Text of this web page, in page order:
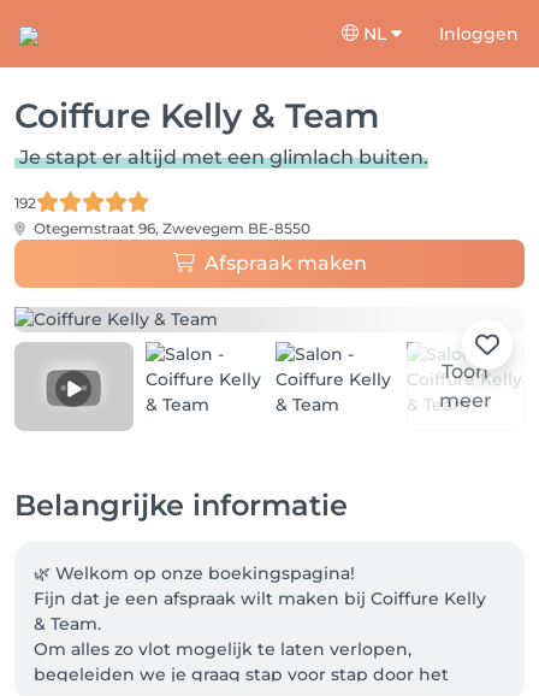
NL Inloggen
Coiffure Kelly & Team
Je stapt er altijd met een glimlach buiten.
192
Otegemstraat 96, Zwevegem BE-8550
Afspraak maken
Toon
meer
Belangrijke informatie
🌿 Welkom op onze boekingspagina!
Fijn dat je een afspraak wilt maken bij Coiffure Kelly
& Team.
Om alles zo vlot mogelijk te laten verlopen,
begeleiden we je graag stap voor stap door het